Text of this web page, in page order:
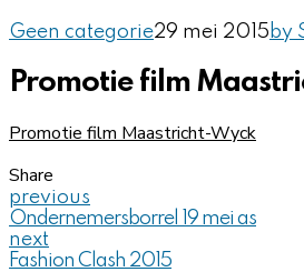
Geen categorie29 mei 2015 by
Promotie film
Promotie film Maastricht-Wyck
Share
previous
Ondernemersborrel 19 mei as
next
Fashion Clash 2015